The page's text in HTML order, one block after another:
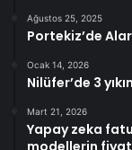
Ağustos 25, 2025
Portekiz’de
Ocak 14, 2026
Nilüfer’de 3
Mart 21, 2026
Yapay zeka